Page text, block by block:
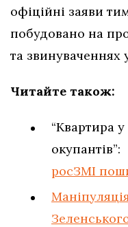
офіційні заяви
побудовано на
та звинуваченнях
Читайте також:
“Квартира у
окупантів”:
росЗМІ